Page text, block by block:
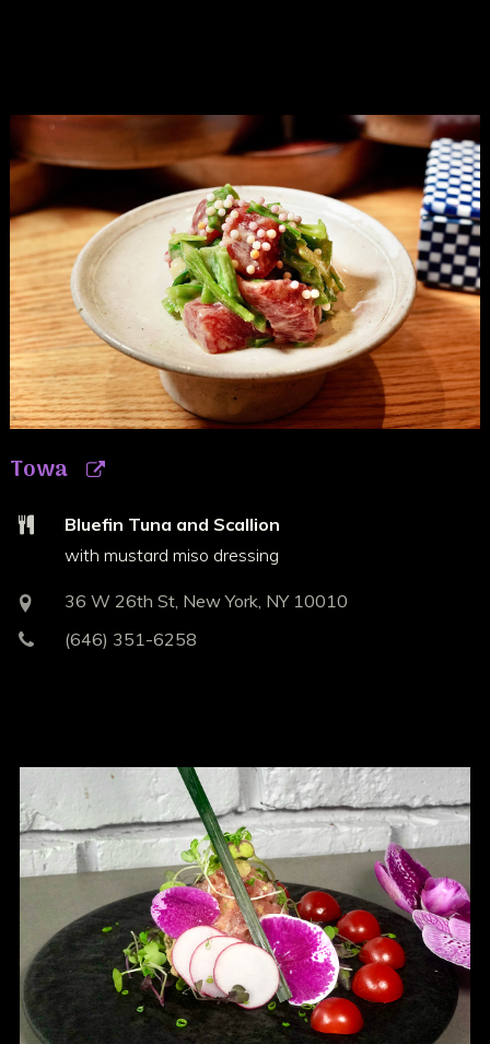
Towa
Bluefin Tuna and Scallion
with mustard miso dressing
36 W 26th St, New York, NY 10010
(646) 351-6258